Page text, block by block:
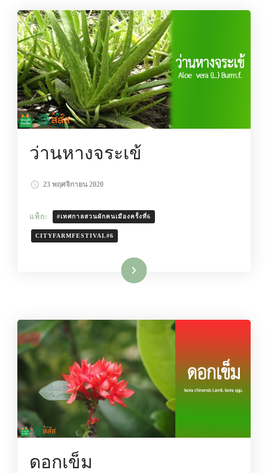
ว่านหางจระเข้
23 พฤศจิกายน 2020
แท็ก: #เทศกาลสวนผักคนเมืองครั้งที่6
CITYFARMFESTIVAL#6
อ่านเพิ่มเติม
ดอกเข็ม